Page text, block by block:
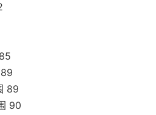
89
90